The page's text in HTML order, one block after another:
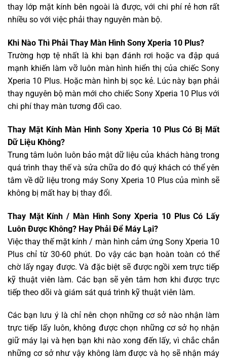
thay lớp mặt kính bên ngoài là được, với chi phí rẻ hơn rất
nhiều so với việc phải thay nguyên màn bộ.
Khi Nào Thì Phải Thay Màn Hình Sony Xperia 10 Plus?
Trường hợp tệ nhất là khi bạn đánh rơi hoặc va đập quá
mạnh khiến làm vỡ luôn màn hình hiển thị của chiếc Sony
Xperia 10 Plus. Hoặc màn hình bị sọc kẻ. Lúc này bạn phải
thay nguyên bộ màn mới cho chiếc Sony Xperia 10 Plus với
chi phí thay màn tương đối cao.
Thay Mặt Kính Màn Hình Sony Xperia 10 Plus Có Bị Mất
Dữ Liệu Không?
Trung tâm luôn luôn bảo mật dữ liệu của khách hàng trong
quá trình thay thế và sửa chữa do đó quý khách có thể yên
tâm về dữ liệu trong máy Sony Xperia 10 Plus của mình sẽ
không bị mất hay bị thay đổi.
Thay Mặt Kính / Màn Hình Sony Xperia 10 Plus Có Lấy
Luôn Được Không? Hay Phải Để Máy Lại?
Việc thay thế mặt kính / màn hình cảm ứng Sony Xperia 10
Plus chỉ từ 30-60 phút. Do vậy các bạn hoàn toàn có thể
chờ lấy ngay được. Và đặc biệt sẽ được ngồi xem trực tiếp
kỹ thuật viên làm. Các bạn sẽ yên tâm hơn khi được trực
tiếp theo dõi và giám sát quá trình kỹ thuật viên làm.
Các bạn lưu ý là chỉ nên chọn những cơ sở nào nhận làm
trực tiếp lấy luôn, không được chọn những cơ sở họ nhận
giữ máy lại và hẹn bạn khi nào xong đến lấy, vì chắc chắn
những cơ sở như vậy không làm được và họ sẽ nhận máy